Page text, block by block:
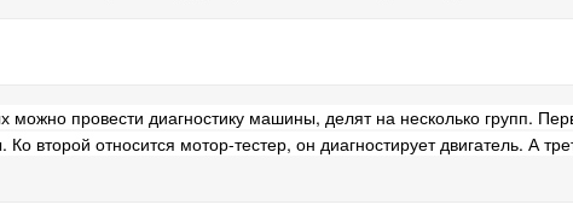
провести диагностику машины, делят на несколько групп.
второй относится мотор-тестер, он диагностирует двигатель. А